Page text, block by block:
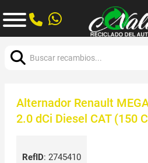
Alternador Renault
2.0 dCi Diesel CAT (150
RefID: 2745410